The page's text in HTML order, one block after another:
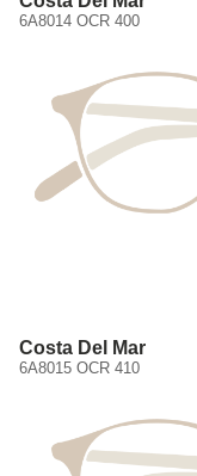
6A8014 OCR 400
Costa Del Mar
6A8015 OCR 410